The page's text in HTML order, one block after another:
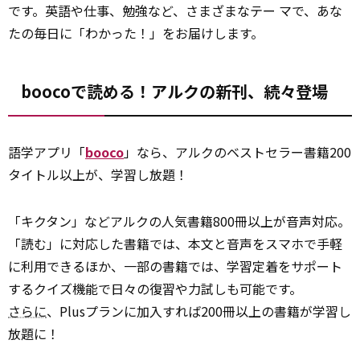
です。英語や仕事、勉強など、さまざまなテー マで、あな
たの毎日に「わかった！」をお届けします。
boocoで読める！アルクの新刊、続々登場
語学アプリ「booco」なら、アルクのベストセラー書籍200
タイトル以上が、学習し放題！
「キクタン」などアルクの人気書籍800冊以上が音声対応。
「読む」に対応した書籍では、本文と音声をスマホで手軽
に利用できるほか、一部の書籍では、学習定着をサポート
するクイズ機能で日々の復習や力試しも可能です。
さらに、Plusプランに加入すれば200冊以上の書籍が学習し
放題に！